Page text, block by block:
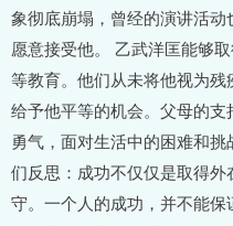
象彻底崩塌，曾经的演讲活
愿意接受他。 乙武洋匡能够
等教育。他们从未将他视为残
给予他平等的机会。父母的
勇气，面对生活中的困难和
们反思：成功不仅仅是取得
守。一个人的成功，并不能